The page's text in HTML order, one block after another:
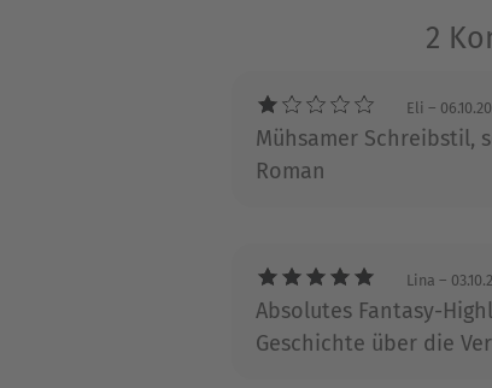
2
Eli –
Mühsamer Schreibstil,
Roman
Lina –
Absolutes Fantasy-
Geschichte über die